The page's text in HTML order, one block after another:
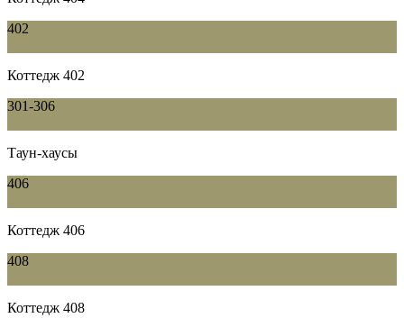
402
Коттедж 402
301-306
Таун-хаусы
406
Коттедж 406
408
Коттедж 408